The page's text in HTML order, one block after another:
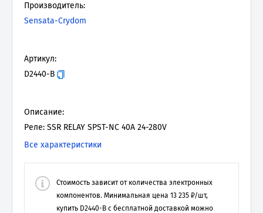
Производитель:
Sensata-Crydom
Артикул:
D2440-B
Описание:
Реле: SSR RELAY SPST-NC 40A 24-280V
Все характеристики
Стоимость зависит от количества электронных
компонентов. Минимальная цена 13 235 ₽/шт,
купить D2440-B с бесплатной доставкой можно